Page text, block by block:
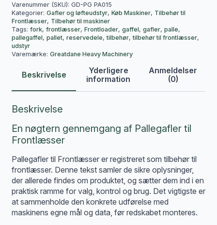
Varenummer (SKU): GD-PG PA015
Kategorier: Gafler og løfteudstyr, Køb Maskiner, Tilbehør til
Frontlæsser, Tilbehør til maskiner
Tags: fork, frontlæsser, Frontloader, gaffel, gafler, palle,
pallegaffel, pallet, reservedele,tilbehør,tilbehør til frontlæsser,
udstyr
Varemærke: Greatdane Heavy Machinery
Beskrivelse
Yderligere
information
Anmeldelser
(0)
Beskrivelse
En nøgtern gennemgang af Pallegafler til
Frontlæsser
Pallegafler til Frontlæsser er registreret som tilbehør til
frontlæsser. Denne tekst samler de sikre oplysninger,
der allerede findes om produktet, og sætter dem ind i en
praktisk ramme for valg, kontrol og brug. Det vigtigste er
at sammenholde den konkrete udførelse med
maskinens egne mål og data, før redskabet monteres.